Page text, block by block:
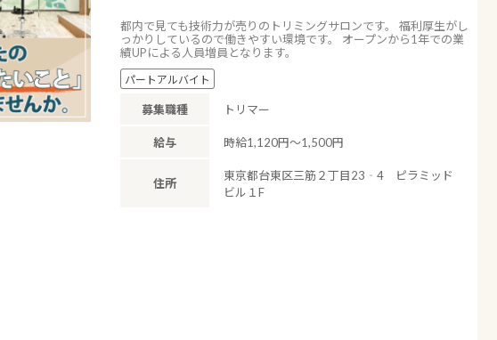
都内で見ても技術力が売りのトリミングサロンです。 福利厚生がし
っかりしているので働きやすい環境です。 オープンから1年での業
績UPによる人員増員となります。
パートアルバイト
募集職種 トリマー
給与 時給1,120円～1,500円
住所
東京都台東区三筋２丁目23‐4 ピラミッド
ビル１F